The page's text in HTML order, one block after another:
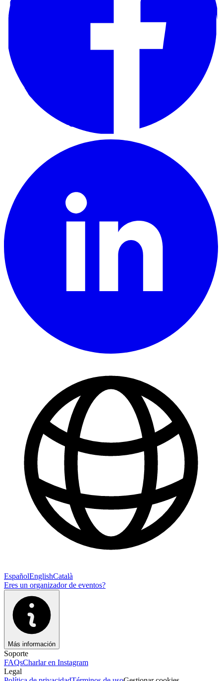
EspañolEnglishCatalà
Eres un organizador de eventos?
Más información
Soporte
FAQsCharlar en Instagram
Legal